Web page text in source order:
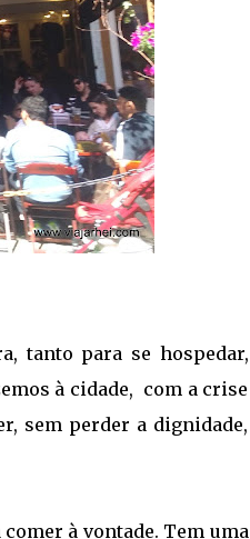
tanto para se hospedar,
à cidade, com a crise
sem perder a dignidade,
à vontade. Tem uma